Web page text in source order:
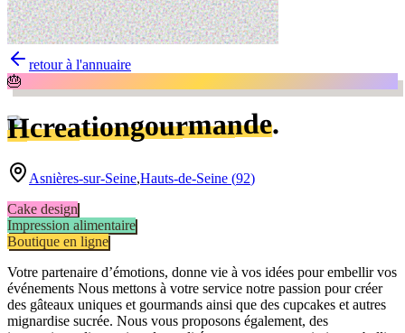
retour à l'annuaire
🎂
Hcreationgourmande.
Asnières-sur-Seine,Hauts-de-Seine (92)
Cake design
Impression alimentaire
Boutique en ligne
Votre partenaire d’émotions, donne vie à vos idées pour embellir vos
événements Nous mettons à votre service notre passion pour créer
des gâteaux uniques et gourmands ainsi que des cupcakes et autres
mignardise sucrée. Nous vous proposons également, des